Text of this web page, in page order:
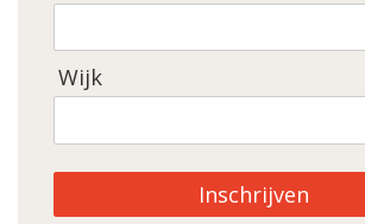
Wijk
Inschrijven